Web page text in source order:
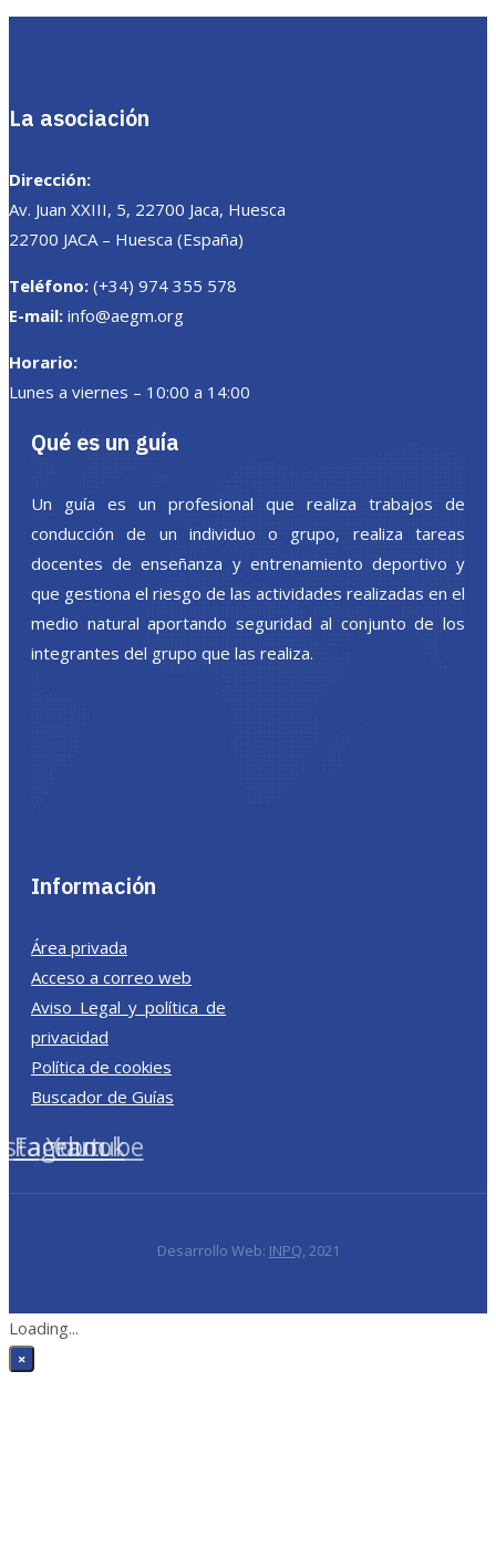
La asociación
Dirección:
Av. Juan XXIII, 5, 22700 Jaca, Huesca
22700 JACA – Huesca (España)
Teléfono: (+34) 974 355 578
E-mail: info@aegm.org
Horario:
Lunes a viernes – 10:00 a 14:00
Qué es un guía
Un guía es un profesional que realiza trabajos de
conducción de un individuo o grupo, realiza tareas
docentes de enseñanza y entrenamiento deportivo y
que gestiona el riesgo de las actividades realizadas en el
medio natural aportando seguridad al conjunto de los
integrantes del grupo que las realiza.
Información
Área privada
Acceso a correo web
Aviso Legal y política de
privacidad
Política de cookies
Buscador de Guías
Facebook
Youtube
Desarrollo Web: INPQ, 2021
Loading...
×